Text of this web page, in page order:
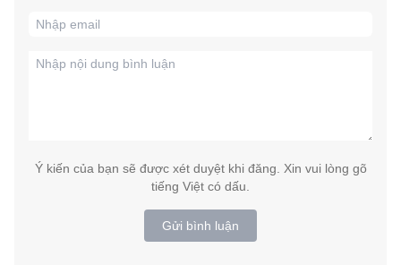
Ý kiến của bạn sẽ được xét duyệt khi đăng. Xin vui lòng gõ
tiếng Việt có dấu.
Gửi bình luận